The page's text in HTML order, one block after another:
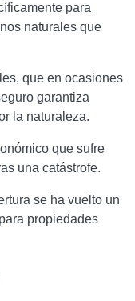
para
naturales que
que en ocasiones
garantiza
la naturaleza.
que sufre
una catástrofe.
se ha vuelto un
propiedades